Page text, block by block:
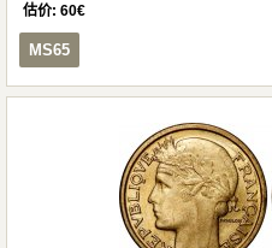
估价: 60€
MS65